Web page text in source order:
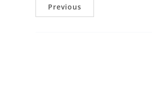
Previous